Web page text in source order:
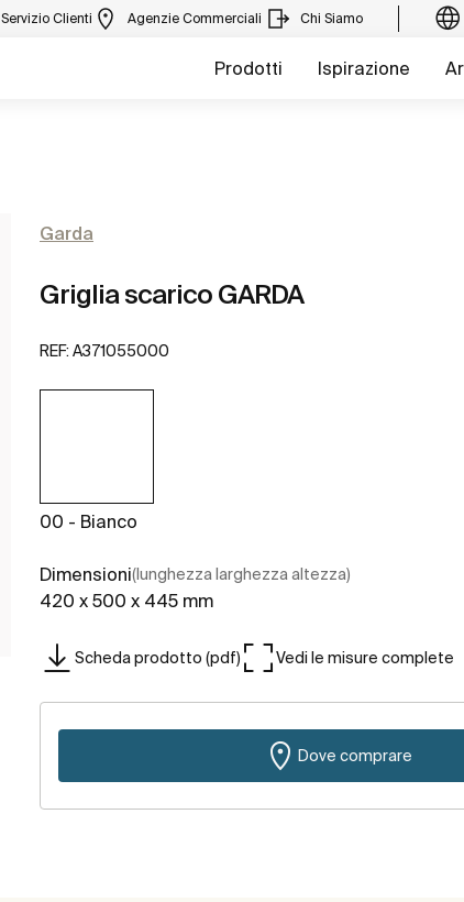
Servizio Clienti Agenzie Commerciali Chi Siamo
Prodotti Ispirazione
Garda
Griglia scarico GARDA
REF: A371055000
00 - Bianco
Dimensioni(lunghezza larghezza altezza)
420 x 500 x 445 mm
Scheda prodotto (pdf) Vedi le misure complete
Dove comprare